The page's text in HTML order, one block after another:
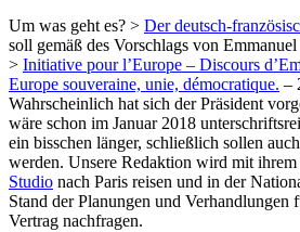
Um was geht es? > Der deutsch-
soll gemäß des Vorschlags von
> Initiative pour l’Europe – Discours
Europe souveraine, unie, démocratique. –
Wahrscheinlich hat sich der Präsident
wäre schon im Januar 2018
ein bisschen länger, schließlich sollen
werden. Unsere Redaktion wird mit
Studio nach Paris reisen und in der
Stand der Planungen und Verhandlungen
Vertrag nachfragen.